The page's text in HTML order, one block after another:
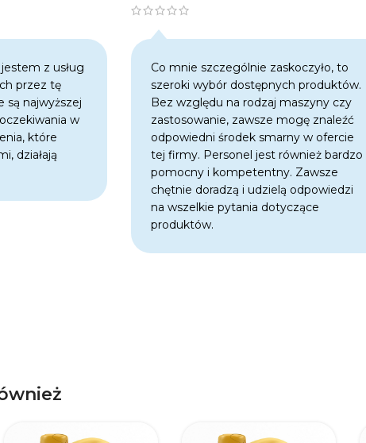
z usług
przez tę
są najwyższej
w
które
działają
Co mnie szczególnie zaskoczyło, to
szeroki wybór dostępnych produktów.
Bez względu na rodzaj maszyny czy
zastosowanie, zawsze mogę znaleźć
odpowiedni środek smarny w ofercie
tej firmy. Personel jest również bardzo
pomocny i kompetentny. Zawsze
chętnie doradzą i udzielą odpowiedzi
na wszelkie pytania dotyczące
produktów.